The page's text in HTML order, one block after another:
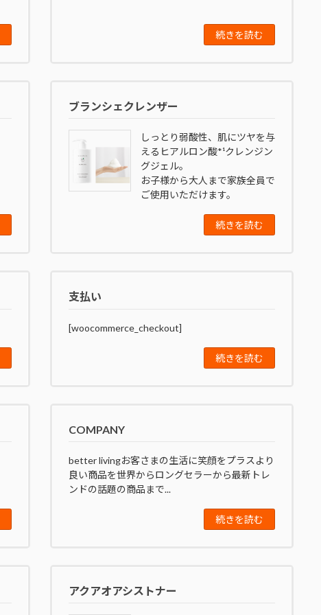
続きを読む
ブランシェクレンザー
しっとり弱酸性、肌にツヤを与
えるヒアルロン酸*¹クレンジン
グジェル。
お子様から大人まで家族全員で
ご使用いただけます。
続きを読む
支払い
[woocommerce_checkout]
続きを読む
COMPANY
better livingお客さまの生活に笑顔をプラスより
良い商品を世界からロングセラーから最新トレ
ンドの話題の商品まで...
続きを読む
アクアオアシストナー